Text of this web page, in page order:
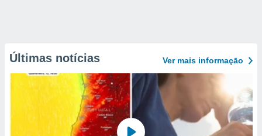
Últimas notícias Ver mais informaçāo